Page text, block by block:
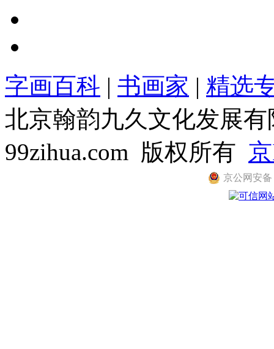
字画百科 | 书画家 | 精选
北京翰韵九久文化发展
99zihua.com 版权所有
京公网安备